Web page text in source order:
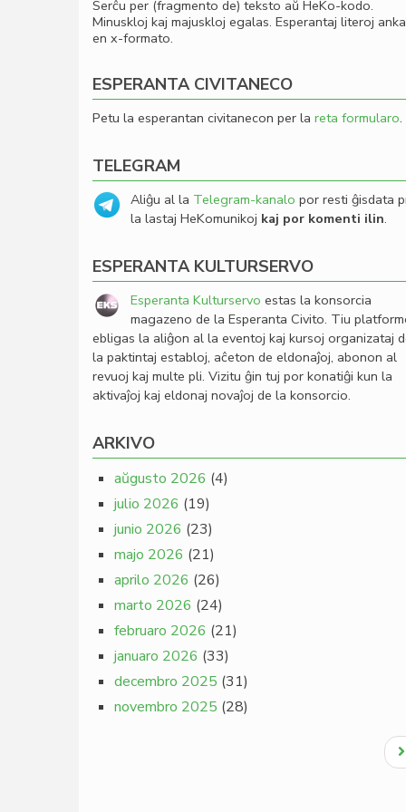
Serĉu per (fragmento de) teksto aŭ HeKo-kodo.
Minuskloj kaj majuskloj egalas. Esperantaj literoj
en x-formato.
ESPERANTA CIVITANECO
Petu la esperantan civitanecon per la reta formularo.
TELEGRAM
Aliĝu al la Telegram-kanalo por resti ĝisdata
la lastaj HeKomunikoj kaj por komenti ilin.
ESPERANTA KULTURSERVO
Esperanta Kulturservo estas la konsorcia
magazeno de la Esperanta Civito. Tiu
ebligas la aliĝon al la eventoj kaj kursoj organizataj
la paktintaj establoj, aĉeton de eldonaĵoj, abonon al
revuoj kaj multe pli. Vizitu ĝin tuj por konatiĝi kun la
aktivaĵoj kaj eldonaj novaĵoj de la konsorcio.
ARKIVO
aŭgusto 2026 (4)
julio 2026 (19)
junio 2026 (23)
majo 2026 (21)
aprilo 2026 (26)
marto 2026 (24)
februaro 2026 (21)
januaro 2026 (33)
decembro 2025 (31)
novembro 2025 (28)